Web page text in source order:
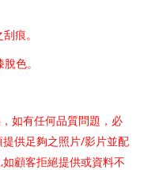
痕。
色。
如有任何品質問題，必
供足夠之照片/影片並配
,如顧客拒絕提供或資料不